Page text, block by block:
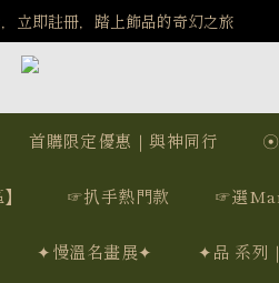
式開跑：烏爾風華套組優惠價$5140
立即註冊，踏上飾品的奇幻之旅
式開跑：烏爾風華套組優惠價$5140
首購限定優惠｜與神同行 ☉
☞扒手熱門款 ☞選
✦慢溫名畫展✦ ✦品 系列